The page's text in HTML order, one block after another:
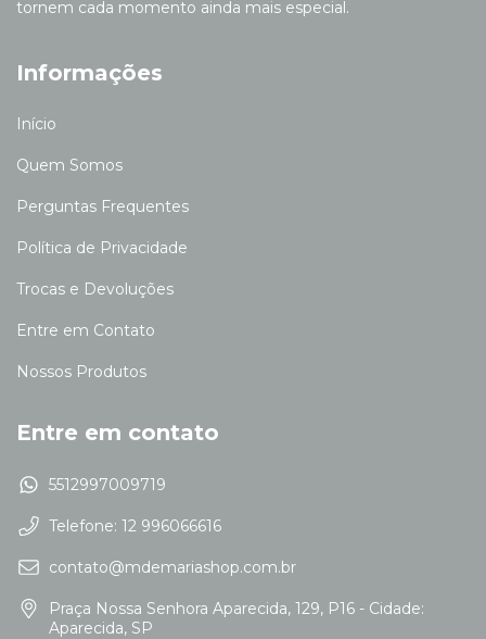
tornem cada momento ainda mais especial.
Informações
Início
Quem Somos
Perguntas Frequentes
Política de Privacidade
Trocas e Devoluções
Entre em Contato
Nossos Produtos
Entre em contato
5512997009719
Telefone: 12 996066616
contato@mdemariashop.com.br
Praça Nossa Senhora Aparecida, 129, P16 - Cidade:
Aparecida, SP